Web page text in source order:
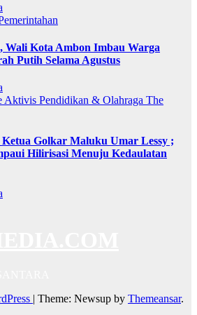
Wali Kota Ambon Imbau Warga
Putih Selama Agustus
Aktivis Pendidikan & Olahraga The
Golkar Maluku Umar Lessy ;
Hilirisasi Menuju Kedaulatan
| Theme: Newsup by Themeansar.